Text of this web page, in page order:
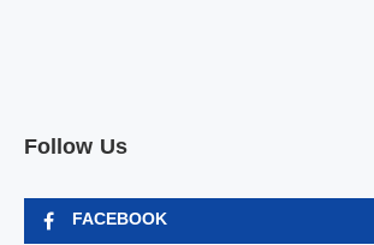
Follow Us
FACEBOOK